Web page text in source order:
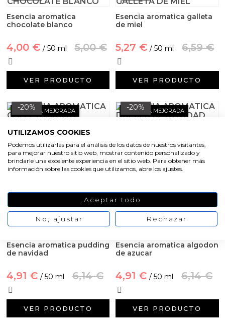
Esencia aromatica
chocolate blanco
4,00 € / 50 ml 5,00 €
VER PRODUCTO
Esencia aromatica galleta
de miel
5,27 € / 50 ml 6,59 €
VER PRODUCTO
-20%
FÓRMULA MEJORADA
Esencia aromatica galleta
3,27 € / 50 ml 4,09 €
VER PRODUCTO
-20%
FÓRMULA MEJORADA
4,91 € / 50 ml 6,14 €
VER PRODUCTO
Esencia aromatica pudding
de navidad
4,91 € / 50 ml 6,14 €
VER PRODUCTO
Esencia aromatica algodon
de azucar
4,91 € / 50 ml 6,14 €
VER PRODUCTO
Aditivos para jabón y Cosmética
Productos químicos
Accesorios
Libros y revistas diy
Conchas, caracolas y estrellas de mar
Materiales para detalles hechos a mano
Huerto ecologico
Aceites y Mantecas
Aceites Esenciales
UTILIZAMOS COOKIES
Podemos utilizarlas para el análisis de los datos de nuestros visitantes,
para mejorar nuestro sitio web, mostrar contenido personalizado y
brindarle una excelente experiencia en el sitio web. Para obtener más
información sobre las cookies que utilizamos, abre los ajustes.
Aceptar todo
No, ajustar Rechazar